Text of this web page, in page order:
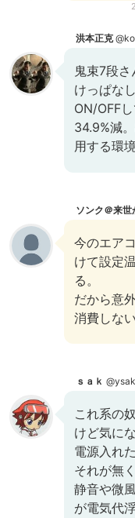
洪本正克
鬼束7段
けっぱな
ON/OFF
34.9%減
用する環
ソンク＠来世
今のエア
けて設定
る。
だから意
消費しない
ｓａｋ
これ系の
けど気に
電源入れ
それが無
静音や微
が電気代